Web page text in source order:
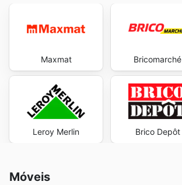
Maxmat
Leroy Merlin
Bricomarché
Brico Depôt
Móveis